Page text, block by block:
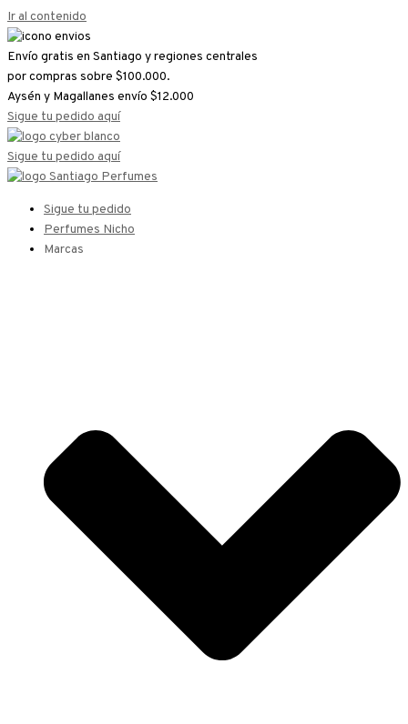
Ir al contenido
Envío gratis en Santiago y regiones centrales
por compras sobre $100.000.
Aysén y Magallanes envío $12.000
Sigue tu pedido aquí
Sigue tu pedido aquí
Sigue tu pedido
Perfumes Nicho
Marcas